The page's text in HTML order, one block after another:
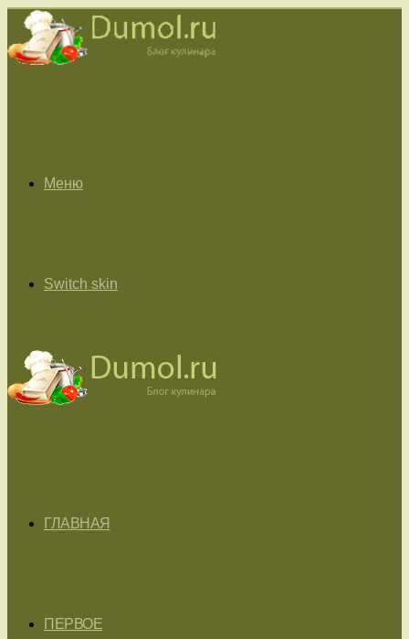
Меню
Switch skin
ГЛАВНАЯ
ПЕРВОЕ